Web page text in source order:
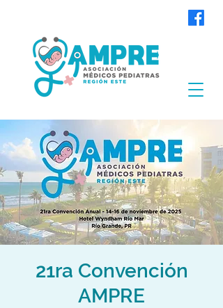
21ra Convención
AMPRE